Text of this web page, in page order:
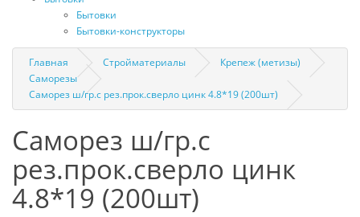
Бытовки
Бытовки-конструкторы
Главная Стройматериалы
Крепеж (метизы)
Саморезы
Саморез ш/гр.с рез.прок.сверло цинк 4.8*19 (200шт)
Саморез ш/гр.с
рез.прок.сверло цинк
4.8*19 (200шт)